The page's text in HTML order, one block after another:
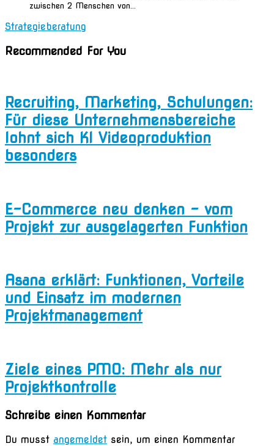
zwischen 2 Menschen von...
Strategieberatung
Recommended For You
Recruiting, Marketing, Schulungen:
Für diese Unternehmensbereiche
lohnt sich KI Videoproduktion
besonders
E-Commerce neu denken – vom
Projekt zur ausgelagerten Funktion
Asana erklärt: Funktionen, Vorteile
und Einsatz im modernen
Projektmanagement
Ziele eines PMO: Mehr als nur
Projektkontrolle
Schreibe einen Kommentar
Du musst angemeldet sein, um einen Kommentar